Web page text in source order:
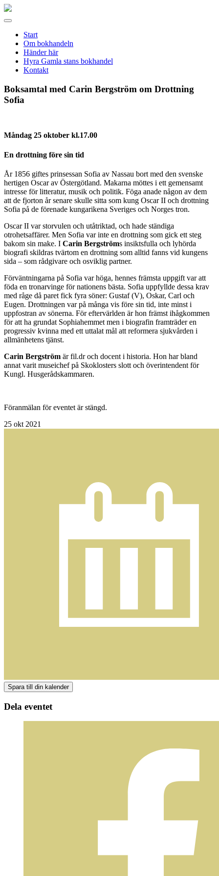
Gamla
Meny
Start
Om bokhandeln
Händer här
Hyra Gamla stans bokhandel
Kontakt
Boksamtal med Carin Bergström om Drottning
Sofia
Måndag 25 oktober kl.17.00
En drottning före sin tid
År 1856 giftes prinsessan Sofia av Nassau bort med den svenske
hertigen Oscar av Östergötland. Makarna möttes i ett gemensamt
intresse för litteratur, musik och politik. Föga anade någon av dem
att de fjorton år senare skulle sitta som kung Oscar II och drottning
Sofia på de förenade kungarikena Sveriges och Norges tron.
Oscar II var storvulen och utåtriktad, och hade ständiga
otrohetsaffärer. Men Sofia var inte en drottning som gick ett steg
bakom sin make. I Carin Bergströms insiktsfulla och lyhörda
biografi skildras tvärtom en drottning som alltid fanns vid kungens
sida – som råd­givare och osviklig partner.
Förväntningarna på Sofia var höga, hennes främsta uppgift var att
föda en tron­arvinge för nationens bästa. Sofia uppfyllde dessa krav
med råge då paret fick fyra söner: Gustaf (V), Oskar, Carl och
Eugen. Drottningen var på många vis före sin tid, inte minst i
uppfostran av sönerna. För eftervärlden är hon främst ihågkommen
för att ha grundat Sophiahemmet men i biografin framträder en
progressiv kvinna med ett uttalat mål att reformera sjukvården i
allmänhetens tjänst.
Carin Bergström är fil.dr och docent i historia. Hon har bland
annat varit musei­chef på Skoklosters slott och överintendent för
Kungl. Husgerådskammaren.
Föranmälan för eventet är stängd.
25 okt 2021
Dela eventet